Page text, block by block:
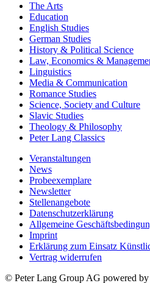
The Arts
Education
English Studies
German Studies
History & Political Science
Law, Economics &
Linguistics
Media & Communication
Romance Studies
Science, Society and Culture
Slavic Studies
Theology & Philosophy
Peter Lang Classics
Veranstaltungen
News
Probeexemplare
Newsletter
Stellenangebote
Datenschutzerklärung
Allgemeine
Imprint
Erklärung zum Einsatz
Vertrag widerrufen
© Peter Lang Group AG powered by